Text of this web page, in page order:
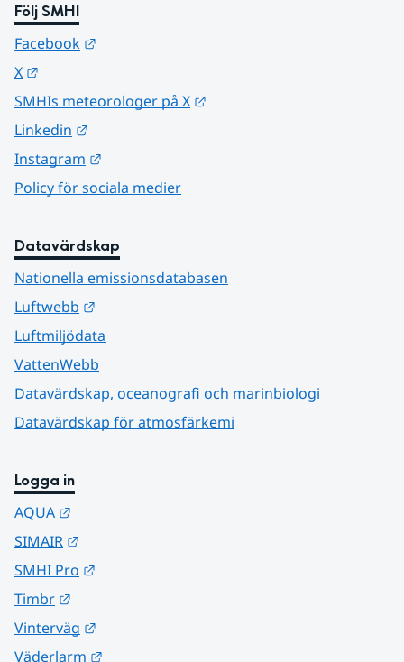
Följ SMHI
Facebook
X
SMHIs meteorologer på X
Linkedin
Instagram
Policy för sociala medier
Datavärdskap
Nationella emissionsdatabasen
Luftwebb
Luftmiljödata
VattenWebb
Datavärdskap, oceanografi och marinbiologi
Datavärdskap för atmosfärkemi
Logga in
AQUA
SIMAIR
SMHI Pro
Timbr
Vinterväg
Väderlarm